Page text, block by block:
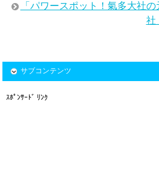
「パワースポット！氣多大社
社
サブコンテンツ
ｽﾎﾟﾝｻｰﾄﾞ ﾘﾝｸ